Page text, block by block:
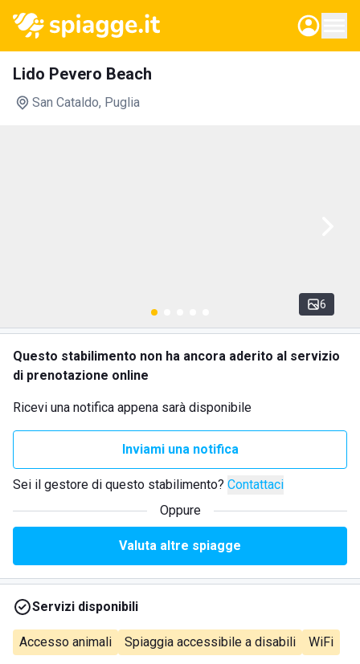
Lido Pevero Beach
San Cataldo, Puglia
6
Questo stabilimento non ha ancora aderito al servizio
di prenotazione online
Ricevi una notifica appena sarà disponibile
Inviami una notifica
Sei il gestore di questo stabilimento? Contattaci
Oppure
Valuta altre spiagge
Servizi disponibili
Accesso animali Spiaggia accessibile a disabili WiFi